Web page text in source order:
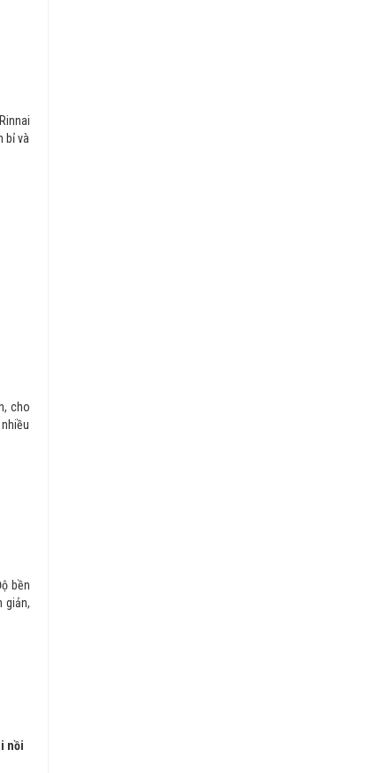
bỉ và
cho
bền
giản,
nồi